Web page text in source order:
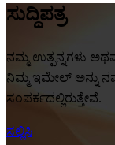
ಸುದ್ದಿಪತ್ರ
ನಮ್ಮ ಉತ್ಪನ್ನಗಳು
ನಿಮ್ಮ ಇಮೇಲ್ ಅನ್ನು
ಸಂಪರ್ಕದಲ್ಲಿರುತ್ತೇವೆ.
ಸಲ್ಲಿಸಿ